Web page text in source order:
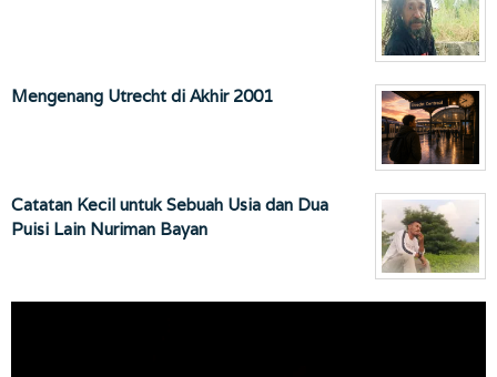
Mengenang Utrecht di Akhir 2001
Catatan Kecil untuk Sebuah Usia dan Dua
Puisi Lain Nuriman Bayan